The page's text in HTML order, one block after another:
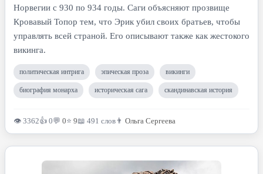
Норвегии с 930 по 934 годы. Саги объясняют прозвище
Кровавый Топор тем, что Эрик убил своих братьев, чтобы
управлять всей страной. Его описывают также как жестокого
викинга.
политическая интрига эпическая проза викинги
биография монарха историческая сага скандинавская история
👁 3362👍 0💬 0⭐ 9📖 491 слов 👨 Ольга Сергеева